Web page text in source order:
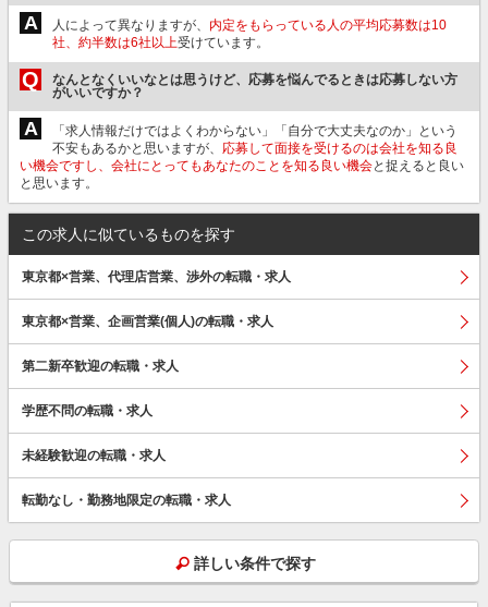
A 人によって異なりますが、 内定をもらっている人の平均応募数は10
社、約半数は6社以上受けています。
Q
なんとなくいいなとは思うけど、応募を悩んでるときは応募しない方
がいいですか？
A
「求人情報だけではよくわからない」「自分で大丈夫なのか」という
不安もあるかと思いますが、 応募して面接を受けるのは会社を知る良
い機会ですし、会社にとってもあなたのことを知る良い機会と捉えると良い
と思います。
この求人に似ているものを探す
東京都×営業、代理店営業、渉外の転職・求人
東京都×営業、企画営業(個人)の転職・求人
第二新卒歓迎の転職・求人
学歴不問の転職・求人
未経験歓迎の転職・求人
転勤なし・勤務地限定の転職・求人
詳しい条件で探す